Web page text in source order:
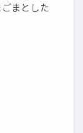
まとした